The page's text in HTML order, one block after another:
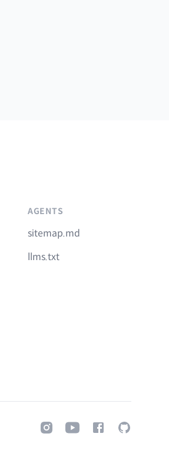
AGENTS
sitemap.md
llms.txt
InstagramYoutubeFacebookGitHub